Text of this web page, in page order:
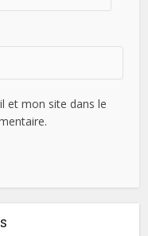
et mon site dans le